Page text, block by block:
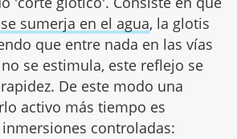
sumerja en el agua, la glotis
que entre nada en las vías
se estimula, este reflejo se
De este modo una
activo más tiempo es
controladas: